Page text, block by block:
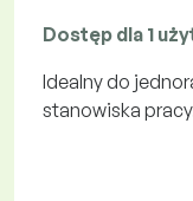
Dostęp dla 1
Idealny do
stanowiska